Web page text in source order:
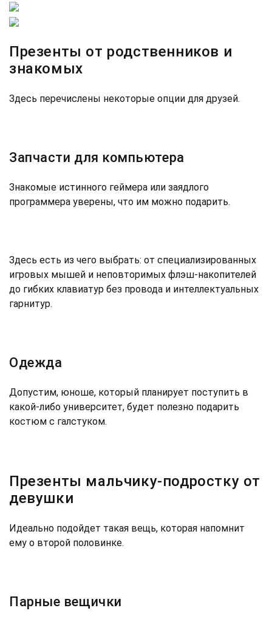
Презенты от родственников и
знакомых
Здесь перечислены некоторые опции для друзей.
Запчасти для компьютера
Знакомые истинного геймера или заядлого
программера уверены, что им можно подарить.
Здесь есть из чего выбрать: от специализированных
игровых мышей и неповторимых флэш-накопителей
до гибких клавиатур без провода и интеллектуальных
гарнитур.
Одежда
Допустим, юноше, который планирует поступить в
какой-либо университет, будет полезно подарить
костюм с галстуком.
Презенты мальчику-подростку от
девушки
Идеально подойдет такая вещь, которая напомнит
ему о второй половинке.
Парные вещички